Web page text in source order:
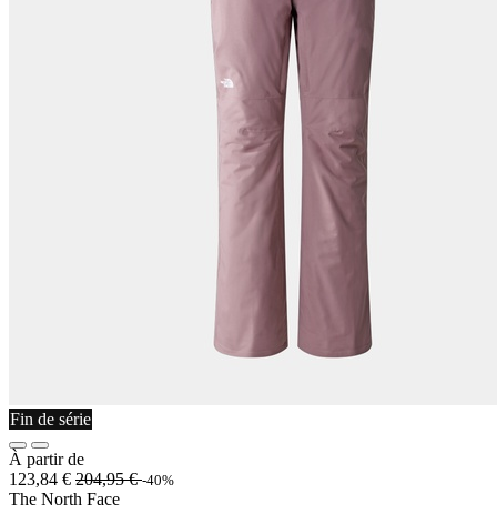
Fin de série
À partir de
123,84 € 204,95€ -40%
The North Face